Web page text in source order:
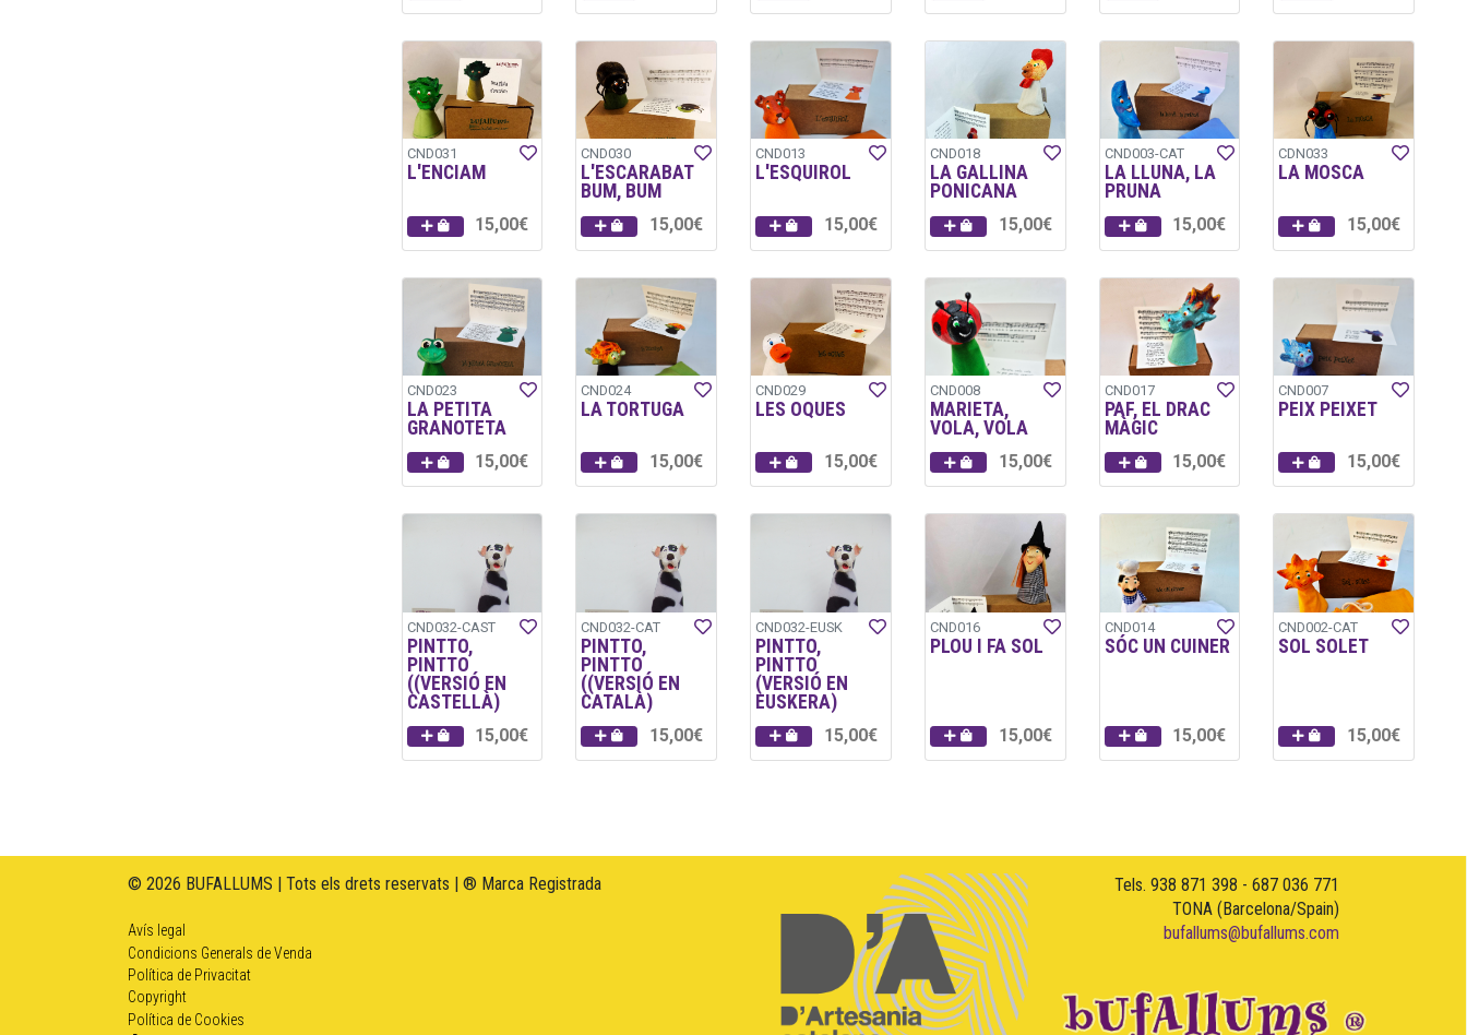
CND031
L'ENCIAM
15,00€
CND030
L'ESCARABAT
BUM, BUM
15,00€
CND013
L'ESQUIROL
15,00€
CND018
LA GALLINA
PONICANA
15,00€
CND003-CAT
LA LLUNA, LA
PRUNA
15,00€
CDN033
LA MOSCA
15,00€
CND023
LA PETITA
GRANOTETA
15,00€
CND024
LA TORTUGA
15,00€
CND029
LES OQUES
15,00€
CND008
MARIETA,
VOLA, VOLA
15,00€
CND017
PAF, EL DRAC
MÀGIC
15,00€
CND007
PEIX PEIXET
15,00€
CND032-CAST
PINTTO,
PINTTO
((VERSIÓ EN
CASTELLÀ)
15,00€
CND032-CAT
PINTTO,
PINTTO
((VERSIÓ EN
CATALÀ)
15,00€
CND032-EUSK
PINTTO,
PINTTO
(VERSIÓ EN
EUSKERA)
15,00€
CND016
PLOU I FA SOL
15,00€
CND014
SÓC UN CUINER
15,00€
CND002-CAT
SOL SOLET
15,00€
© 2026 BUFALLUMS | Tots els drets reservats | ® Marca Registrada
Avís legal
Condicions Generals de Venda
Política de Privacitat
Copyright
Política de Cookies
Tels. 938 871 398 - 687 036 771
TONA (Barcelona/Spain)
bufallums@bufallums.com